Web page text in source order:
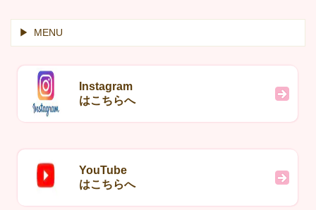
MENU
Instagram
はこちらへ
YouTube
はこちらへ